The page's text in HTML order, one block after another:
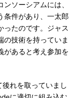
ソーシアムには、
条件があり、一太郎
ったのです。ジャス
の技術を持っていま
があると考え参加を
れを取っていまし